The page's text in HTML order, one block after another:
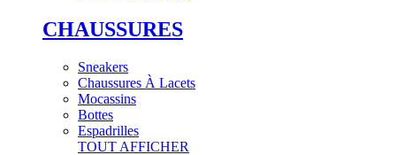
CHAUSSURES
Sneakers
Chaussures À Lacets
Mocassins
Bottes
Espadrilles
TOUT AFFICHER